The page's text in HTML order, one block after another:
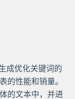
成优化关键词的
的性能和销量。
的文本中，并进